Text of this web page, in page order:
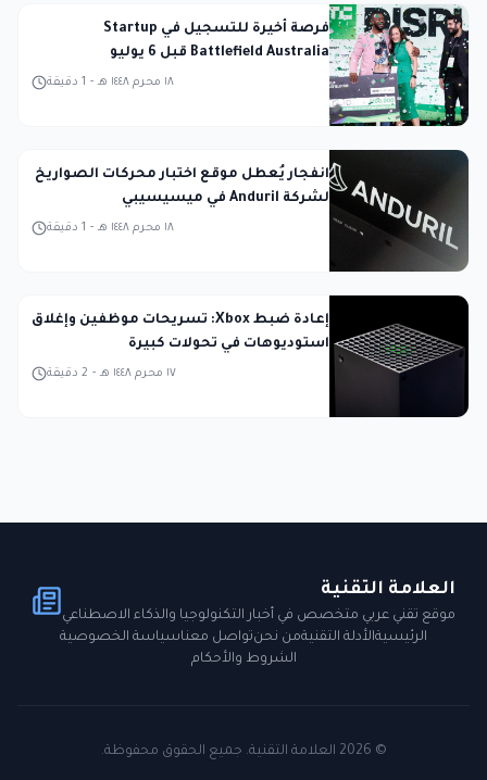
فرصة أخيرة للتسجيل في Startup
Battlefield Australia قبل 6 يوليو
1 دقيقة - ١٨ محرم ١٤٤٨ هـ
انفجار يُعطل موقع اختبار محركات الصواريخ
لشركة Anduril في ميسيسيبي
1 دقيقة - ١٨ محرم ١٤٤٨ هـ
إعادة ضبط Xbox: تسريحات موظفين وإغلاق
استوديوهات في تحولات كبيرة
2 دقيقة - ١٧ محرم ١٤٤٨ هـ
العلامة التقنية
موقع تقني عربي متخصص في أخبار التكنولوجيا والذكاء الاصطناعي
الرئيسيةالأدلة التقنيةمن نحنتواصل معناسياسة الخصوصية
الشروط والأحكام
©
2026 العلامة التقنية. جميع الحقوق محفوظة.